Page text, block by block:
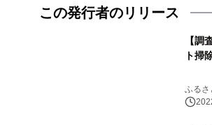
この発行者のリリース
【調
ト掃
ふるさ